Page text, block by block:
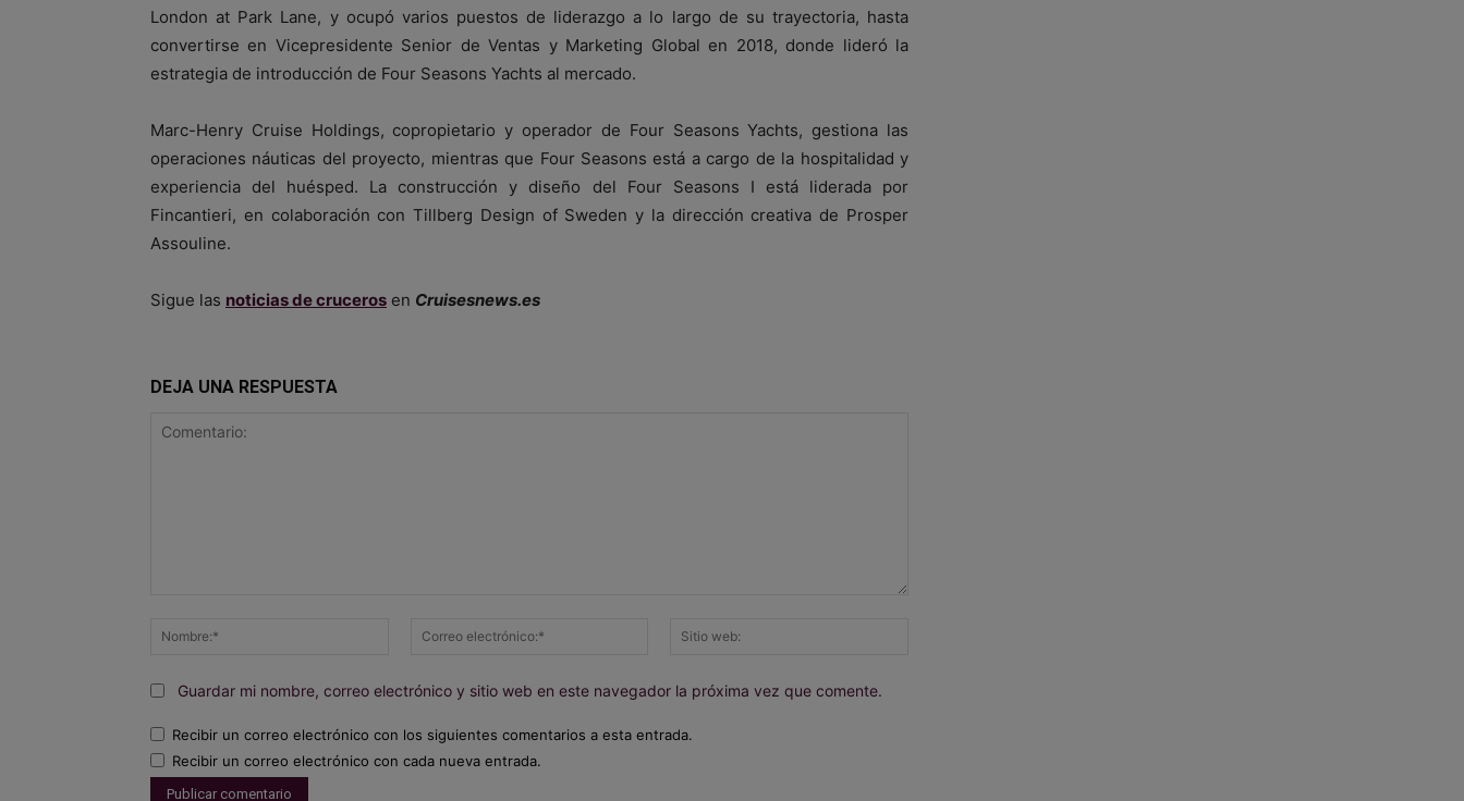
London at Park Lane, y ocupó varios puestos de liderazgo a lo largo de su trayectoria, hasta
convertirse en Vicepresidente Senior de Ventas y Marketing Global en 2018, donde lideró la
estrategia de introducción de Four Seasons Yachts al mercado.
Marc-Henry Cruise Holdings, copropietario y operador de Four Seasons Yachts, gestiona las
operaciones náuticas del proyecto, mientras que Four Seasons está a cargo de la hospitalidad y
experiencia del huésped. La construcción y diseño del Four Seasons I está liderada por
Fincantieri, en colaboración con Tillberg Design of Sweden y la dirección creativa de Prosper
Assouline.
Sigue las noticias de cruceros en Cruisesnews.es
DEJA UNA RESPUESTA
Nombre:*
Correo
Guardar mi nombre, correo electrónico y sitio web en este navegador la próxima vez que comente.
Recibir un correo electrónico con los siguientes comentarios a esta entrada.
Recibir un correo electrónico con cada nueva entrada.